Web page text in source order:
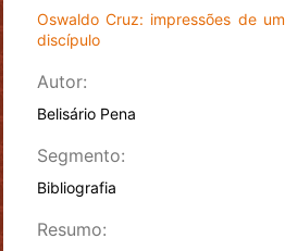
Oswaldo Cruz: impressões de um
discípulo
Autor:
Belisário Pena
Segmento:
Bibliografia
Resumo: